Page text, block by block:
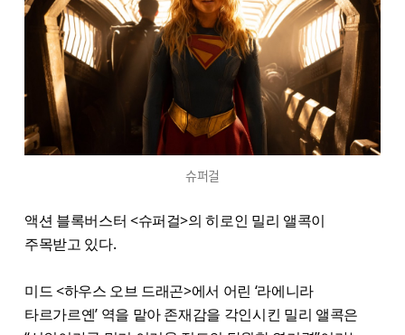
슈퍼걸
액션 블록버스터 <슈퍼걸>의 히로인 밀리 앨콕이
주목받고 있다.
미드 <하우스 오브 드래곤>에서 어린 ‘라에니라
타르가르옌’ 역을 맡아 존재감을 각인시킨 밀리 앨콕은